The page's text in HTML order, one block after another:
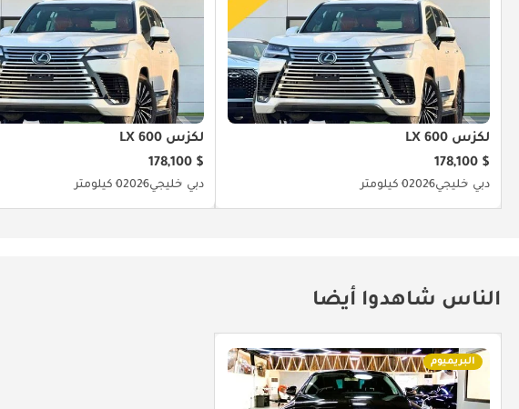
لكزس LX 600
$ 178,100
دبي خليجي20260 كيلومتر
لكزس LX 600
$ 178,100
دبي خليجي20260 كيلومتر
الناس شاهدوا أيضا
البريميوم